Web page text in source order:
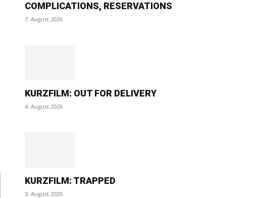
COMPLICATIONS, RESERVATIONS
7. August 2026
KURZFILM: OUT FOR DELIVERY
4. August 2026
KURZFILM: TRAPPED
3. August 2026